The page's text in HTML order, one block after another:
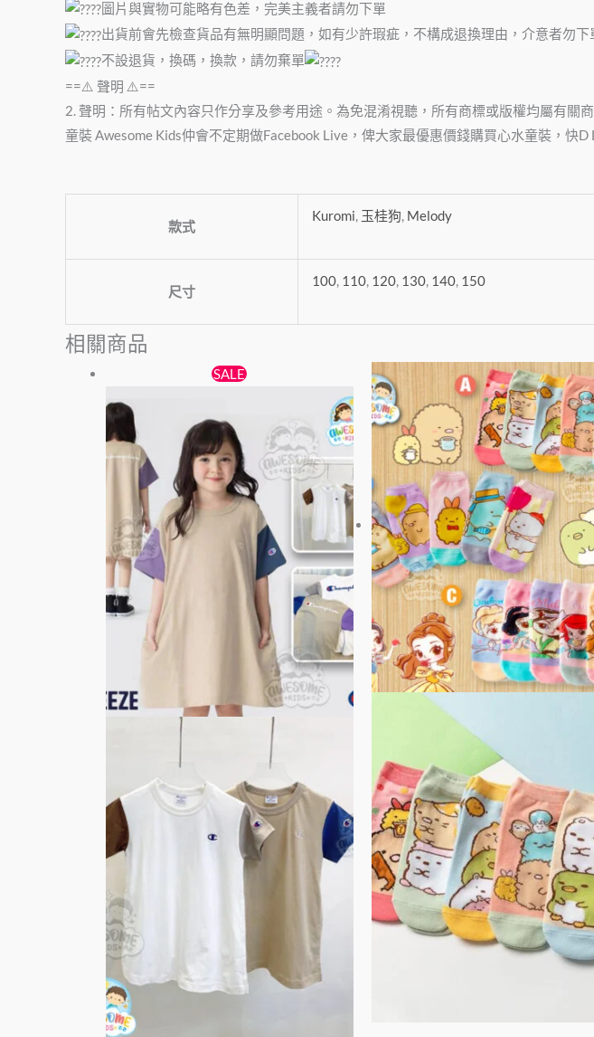
圖片與實物可能略有色差，完美主義者請勿下單
出貨前會先檢查貨品有無明顯問題，如有少許瑕疵，不構成退換理由，介意者勿下
不設退貨，換碼，換款，請勿棄單
==⚠️ 聲明 ⚠️==
2. 聲明：所有帖文內容只作分享及參考用途。為免混淆視聽，所有商標或版權均屬有關
童裝 Awesome Kids仲會不定期做Facebook Live，俾大家最優惠價錢購買心水童裝，快D
款式
Kuromi, 玉桂狗, Melody
尺寸
100, 110, 120, 130, 140, 150
相關商品
SALE
格：
$89。
目
格：
$79。
有
多
種
款
式。
可
在
產
品
頁
面
項
價
格
範
圍：
$45
到
$85
此
產
品
有
多
種
款
式
可
在
產
品
頁
面
項